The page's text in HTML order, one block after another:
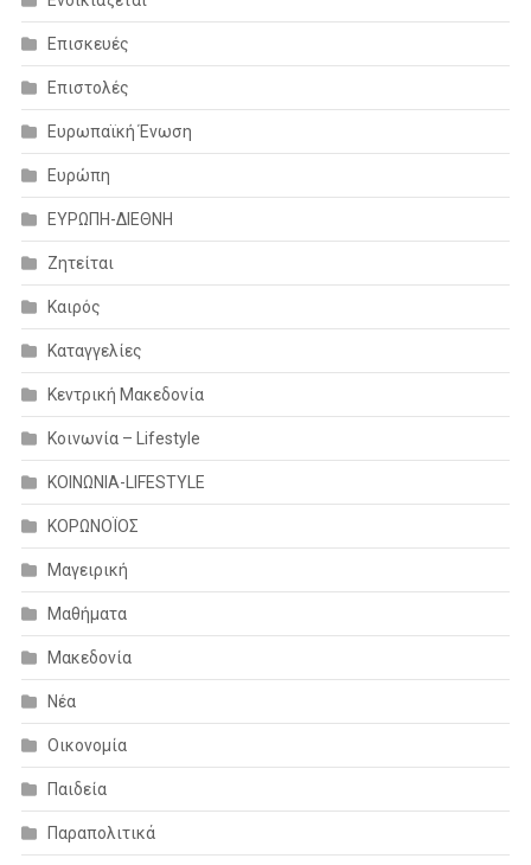
Επισκευές
Επιστολές
Ευρωπαϊκή Ένωση
Ευρώπη
ΕΥΡΩΠΗ-ΔΙΕΘΝΗ
Ζητείται
Καιρός
Καταγγελίες
Κεντρική Μακεδονία
Κοινωνία – Lifestyle
ΚΟΙΝΩΝΙΑ-LIFESTYLE
ΚΟΡΩΝΟΪΟΣ
Μαγειρική
Μαθήματα
Μακεδονία
Νέα
Οικονομία
Παιδεία
Παραπολιτικά